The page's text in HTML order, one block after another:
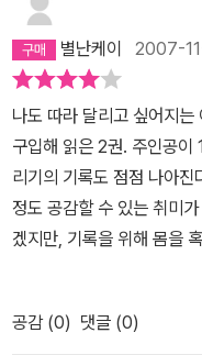
별난케이 2007-
나도 따라 달리고 싶어지
구입해 읽은 2권. 주인공이
리기의 기록도 점점 나아
정도 공감할 수 있는 취미
겠지만, 기록을 위해 몸을
다.글자를 통해, 이야기를
설그리고 그 소설을 통해,
공감 (0) 댓글 (0)